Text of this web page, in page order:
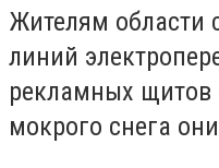
Жителям области
линий
рекламных щитов
мокрого снега